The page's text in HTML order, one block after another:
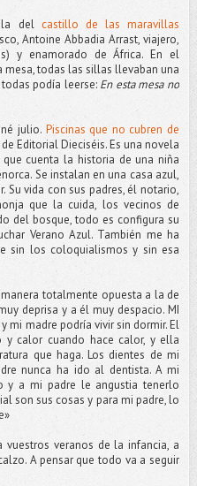
la del castillo de las maravillas
Antoine Abbadia Arrast, viajero,
y enamorado de África. En el
todas las sillas llevaban una
podía leerse: En esta mesa no
julio. Piscinas que no cubren de
Editorial Dieciséis. Es una novela
cuenta la historia de una niña
Se instalan en una casa azul,
Su vida con sus padres, él notario,
que la cuida, los vecinos de
del bosque, todo es configura su
Verano Azul. También me ha
sin los coloquialismos y sin esa
totalmente opuesta a la de
deprisa y a él muy despacio. MI
mi madre podría vivir sin dormir. El
y calor cuando hace calor, y ella
que haga. Los dientes de mi
nunca ha ido al dentista. A mi
y a mi padre le angustia tenerlo
son sus cosas y para mi padre, lo
veranos de la infancia, a
A pensar que todo va a seguir